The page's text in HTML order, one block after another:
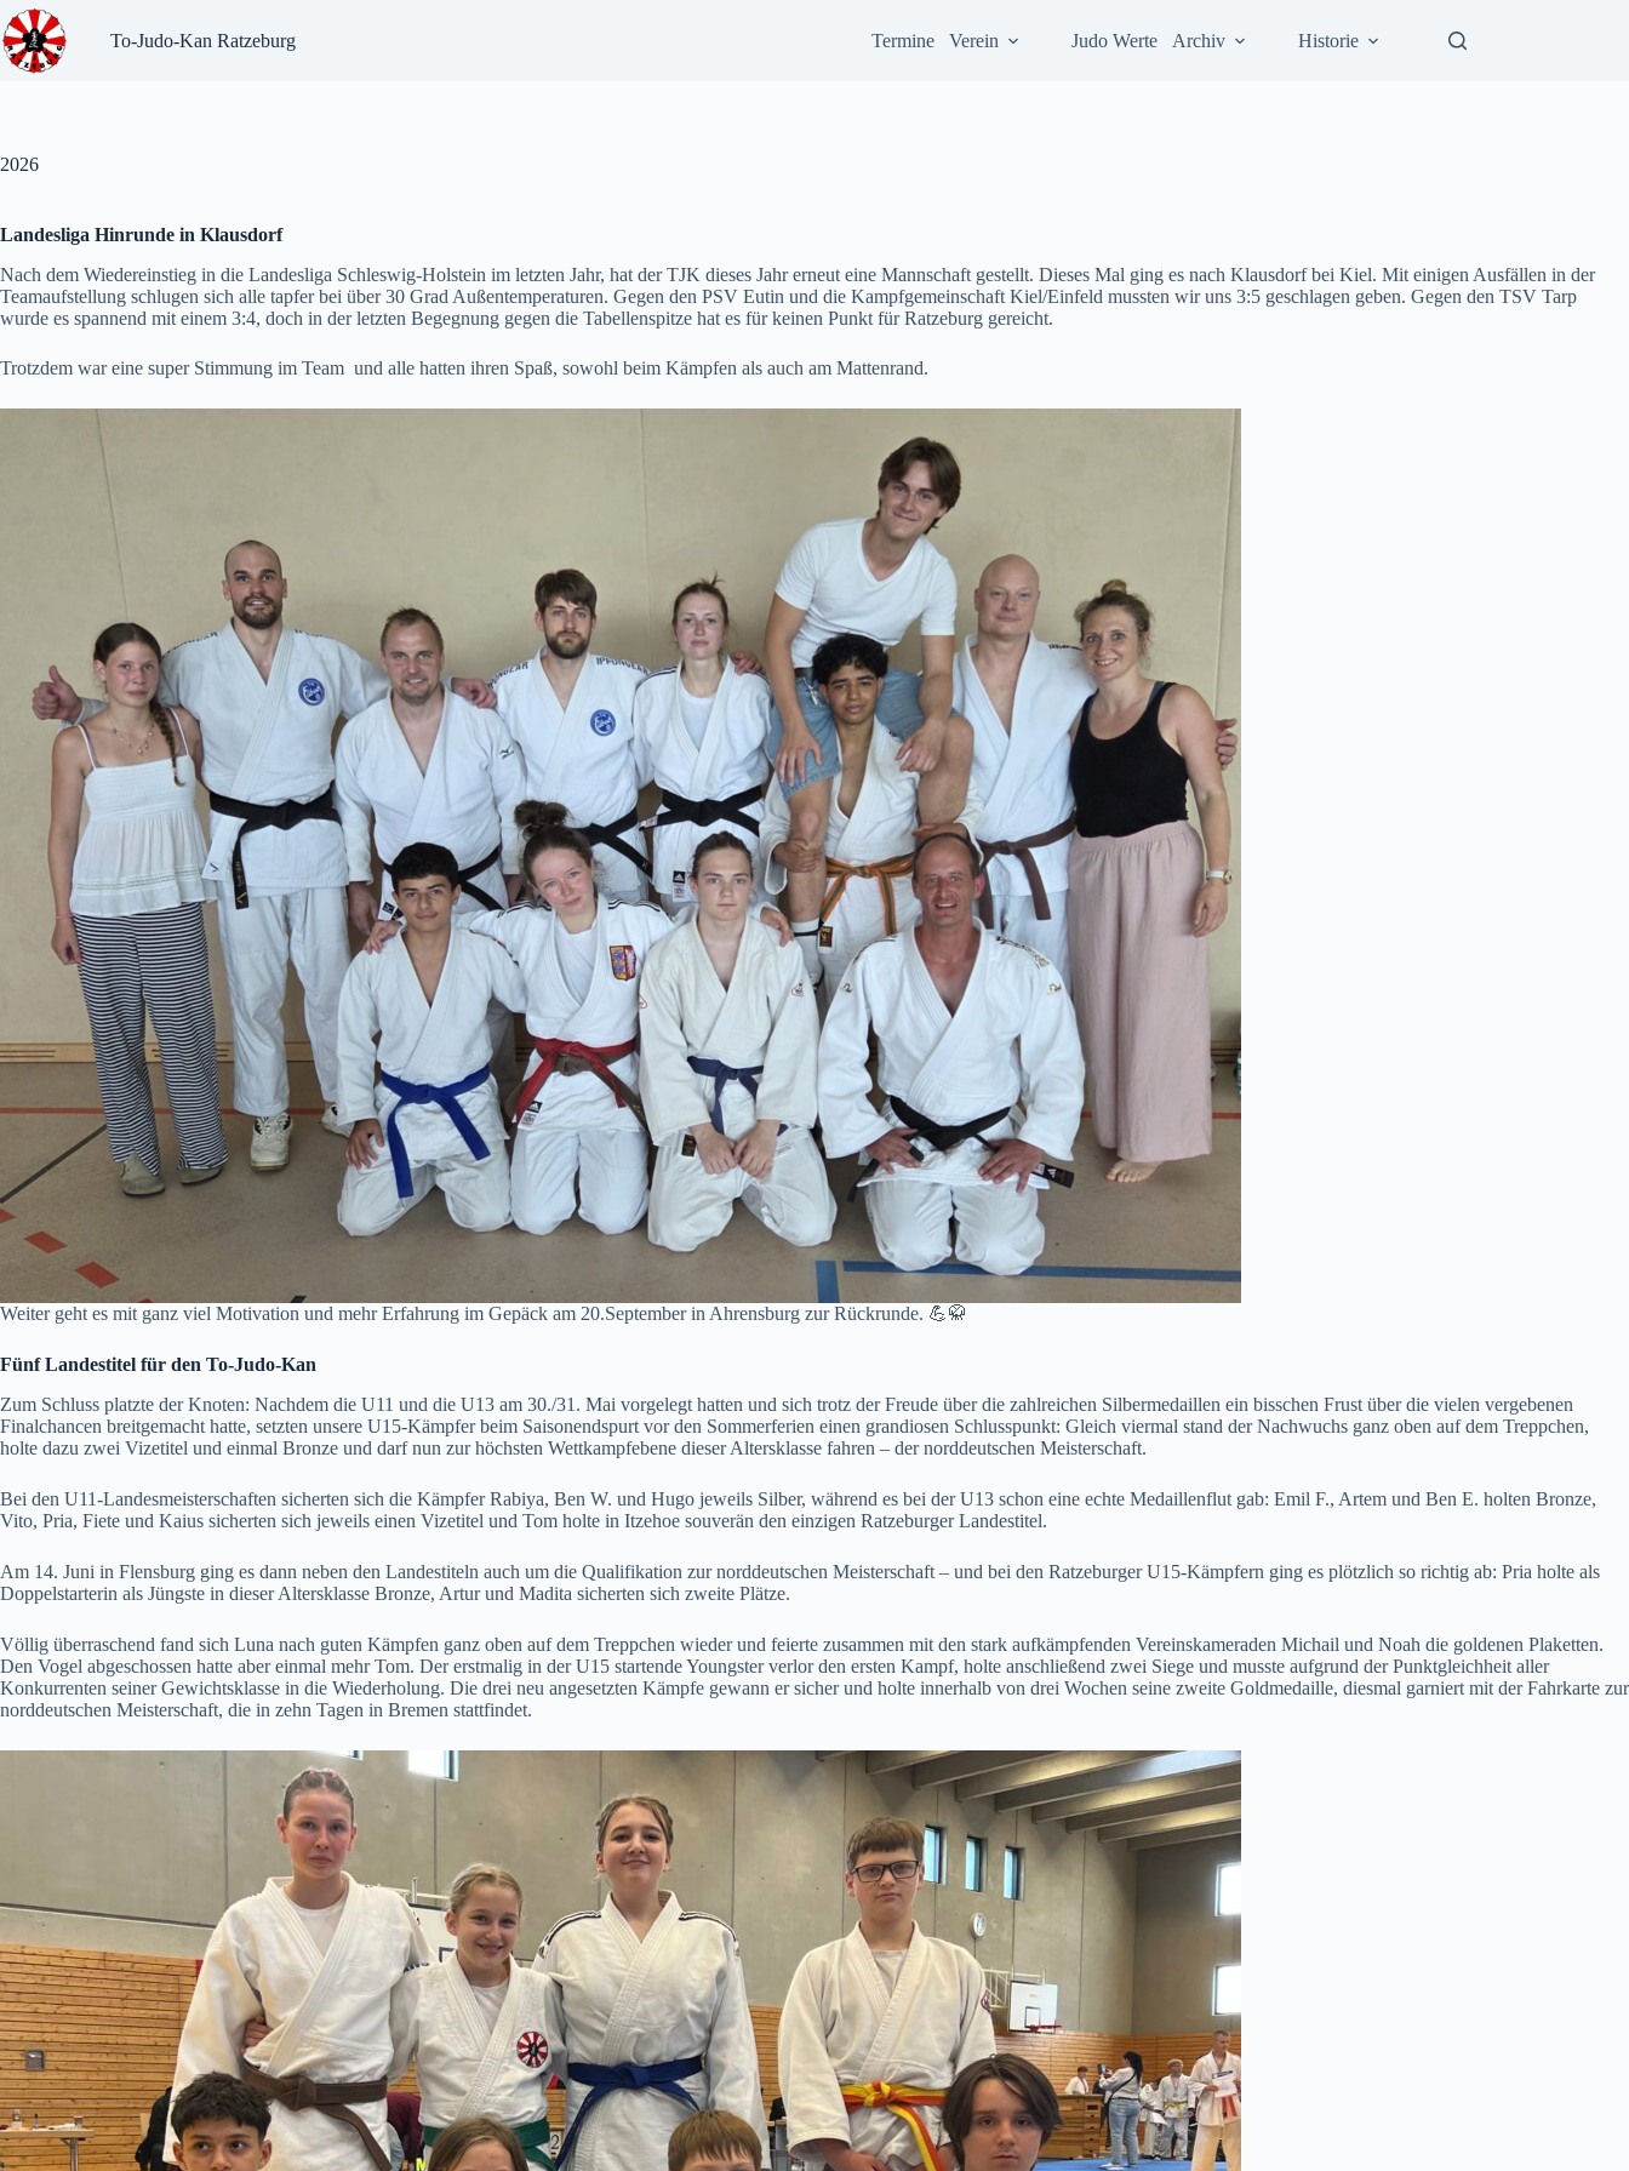
Zum
Inhalt
springen
To-Judo-Kan Ratzeburg Termine Verein Judo Werte Archiv Historie
2026
Landesliga Hinrunde in Klausdorf
Nach dem Wiedereinstieg in die Landesliga Schleswig-Holstein im letzten Jahr, hat der TJK dieses Jahr erneut eine Mannschaft gestellt. Dieses Mal ging es nach Klausdorf bei Kiel. Mit einigen Ausfällen in der
Teamaufstellung schlugen sich alle tapfer bei über 30 Grad Außentemperaturen. Gegen den PSV Eutin und die Kampfgemeinschaft Kiel/Einfeld mussten wir uns 3:5 geschlagen geben. Gegen den TSV Tarp
wurde es spannend mit einem 3:4, doch in der letzten Begegnung gegen die Tabellenspitze hat es für keinen Punkt für Ratzeburg gereicht.
Trotzdem war eine super Stimmung im Team und alle hatten ihren Spaß, sowohl beim Kämpfen als auch am Mattenrand.
Weiter geht es mit ganz viel Motivation und mehr Erfahrung im Gepäck am 20.September in Ahrensburg zur Rückrunde. 💪🥋
Fünf Landestitel für den To-Judo-Kan
Zum Schluss platzte der Knoten: Nachdem die U11 und die U13 am 30./31. Mai vorgelegt hatten und sich trotz der Freude über die zahlreichen Silbermedaillen ein bisschen Frust über die vielen vergebenen
Finalchancen breitgemacht hatte, setzten unsere U15-Kämpfer beim Saisonendspurt vor den Sommerferien einen grandiosen Schlusspunkt: Gleich viermal stand der Nachwuchs ganz oben auf dem Treppchen,
holte dazu zwei Vizetitel und einmal Bronze und darf nun zur höchsten Wettkampfebene dieser Altersklasse fahren – der norddeutschen Meisterschaft.
Bei den U11-Landesmeisterschaften sicherten sich die Kämpfer Rabiya, Ben W. und Hugo jeweils Silber, während es bei der U13 schon eine echte Medaillenflut gab: Emil F., Artem und Ben E. holten Bronze,
Vito, Pria, Fiete und Kaius sicherten sich jeweils einen Vizetitel und Tom holte in Itzehoe souverän den einzigen Ratzeburger Landestitel.
Am 14. Juni in Flensburg ging es dann neben den Landestiteln auch um die Qualifikation zur norddeutschen Meisterschaft – und bei den Ratzeburger U15-Kämpfern ging es plötzlich so richtig ab: Pria holte als
Doppelstarterin als Jüngste in dieser Altersklasse Bronze, Artur und Madita sicherten sich zweite Plätze.
Völlig überraschend fand sich Luna nach guten Kämpfen ganz oben auf dem Treppchen wieder und feierte zusammen mit den stark aufkämpfenden Vereinskameraden Michail und Noah die goldenen Plaketten.
Den Vogel abgeschossen hatte aber einmal mehr Tom. Der erstmalig in der U15 startende Youngster verlor den ersten Kampf, holte anschließend zwei Siege und musste aufgrund der Punktgleichheit aller
Konkurrenten seiner Gewichtsklasse in die Wiederholung. Die drei neu angesetzten Kämpfe gewann er sicher und holte innerhalb von drei Wochen seine zweite Goldmedaille, diesmal garniert mit der Fahrkarte zur
norddeutschen Meisterschaft, die in zehn Tagen in Bremen stattfindet.